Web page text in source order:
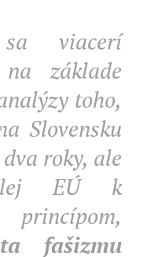
sa viacerí
na základe
toho,
Slovensku
roky, ale
EÚ k
princípom,
fašizmu